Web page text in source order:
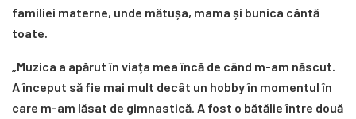
familiei materne, unde mătușa, mama și bunica cântă
toate.
„Muzica a apărut în viața mea încă de când m-am născut.
A început să fie mai mult decât un hobby în momentul în
care m-am lăsat de gimnastică. A fost o bătălie între două